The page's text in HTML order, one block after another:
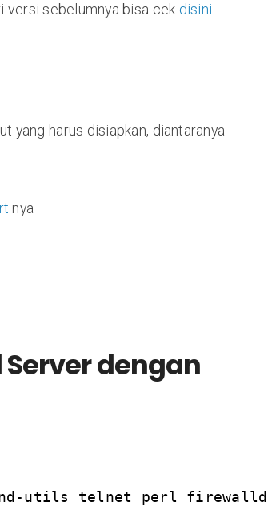
versi sebelumnya bisa cek disini
yang harus disiapkan, diantaranya
nya
dengan
utils telnet perl firewalld